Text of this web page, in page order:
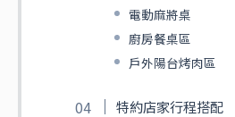
電動麻將桌
廚房餐桌區
戶外陽台烤肉區
特約店家行程搭配